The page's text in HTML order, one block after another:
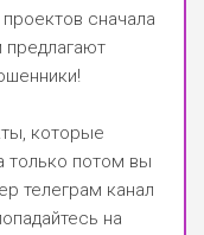
сначала
предлагают
которые
только потом вы
телеграм канал
на